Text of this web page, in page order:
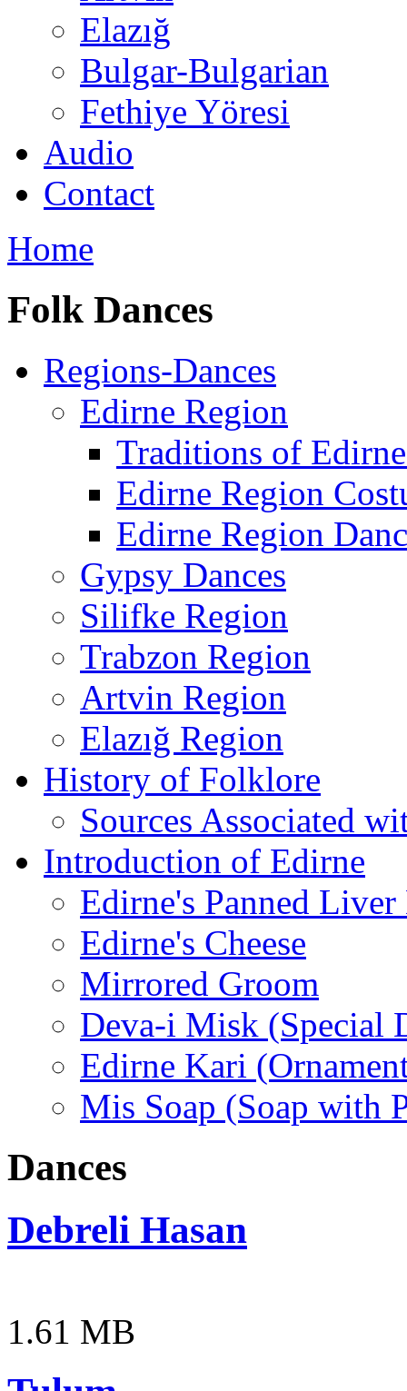
Elazığ
Bulgar-Bulgarian
Fethiye Yöresi
Audio
Contact
Home
Folk Dances
Regions-Dances
Edirne Region
Traditions of
Edirne Region
Edirne Region
Gypsy Dances
Silifke Region
Trabzon Region
Artvin Region
Elazığ Region
History of Folklore
Sources Associated
Introduction of Edirne
Edirne's Panned
Edirne's Cheese
Mirrored Groom
Deva-i Misk (Special
Edirne Kari
Mis Soap (Soap with
Dances
Debreli Hasan
1.61 MB